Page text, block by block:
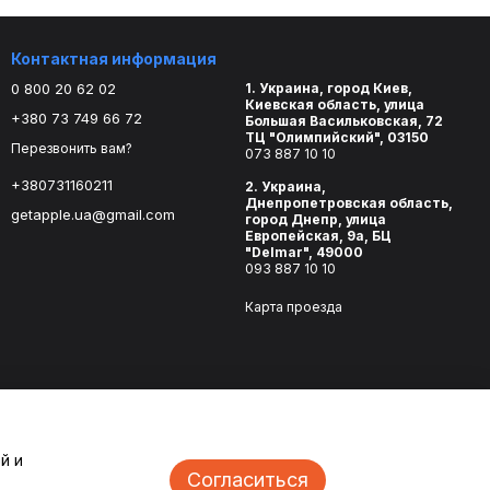
Контактная информация
0 800 20 62 02
+380 73 749 66 72
Перезвонить вам?
+380731160211
getapple.ua@gmail.com
1. Украина, город Киев,
Киевская область, улица
Большая Васильковская, 72
ТЦ "Олимпийский", 03150
073 887 10 10
2. Украина,
Днепропетровская область,
город Днепр, улица
Европейская, 9а, БЦ
"Delmar", 49000
093 887 10 10
Карта проезда
и
Согласиться